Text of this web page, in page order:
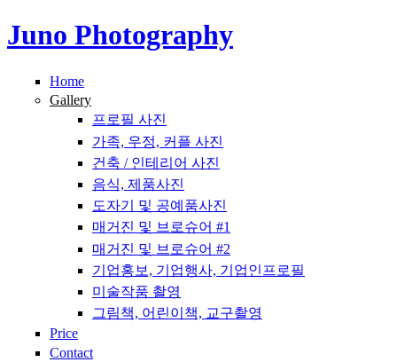
주요 콘텐츠로 건너뛰기
Juno Photography
Home
Gallery
프로필 사진
가족, 우정, 커플 사진
건축 / 인테리어 사진
음식, 제품사진
도자기 및 공예품사진
매거진 및 브로슈어 #1
매거진 및 브로슈어 #2
기업홍보, 기업행사, 기업인프로필
미술작품 촬영
그림책, 어린이책, 교구촬영
Price
Contact